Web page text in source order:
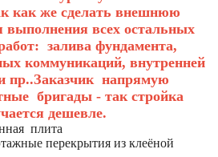
как же сделать внешнюю
выполнения всех остальных
залива фундамента,
коммуникаций, внутренней
пр..Заказчик напрямую
бригады - так стройка
дешевле.
плита
перекрытия из клеёной